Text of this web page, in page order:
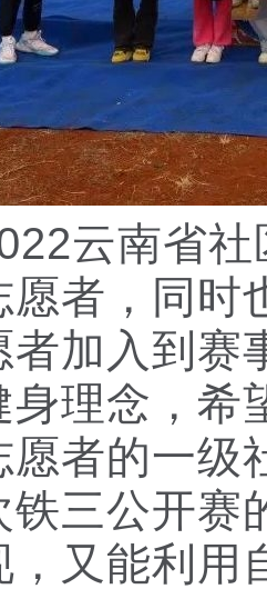
云南省
愿者，同时
者加入到赛
身理念，希
者的一级
铁三公开赛
，又能利用